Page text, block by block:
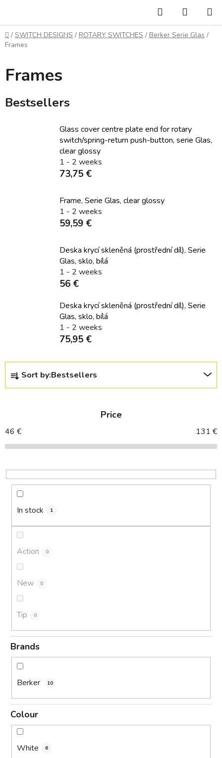
content
Search
CART
Home
/ SWITCH DESIGNS / ROTARY SWITCHES / Berker Serie Glas /
Frames
Frames
Bestsellers
Glass cover centre plate end for rotary
switch/spring-return push-button, serie Glas,
clear glossy
1 - 2 weeks
73,75 €
Frame, Serie Glas, clear glossy
1 - 2 weeks
59,59 €
Deska krycí skleněná (prostřední díl), Serie
Glas, sklo, bílá
1 - 2 weeks
56 €
Deska krycí skleněná (prostřední díl), Serie
Glas, sklo, bílá
1 - 2 weeks
75,95 €
P
o
c
t
o
r
Sort by:Bestsellers
Price
46 € 131 €
In stock 1
Action 0
New 0
Tip 0
Brands
Berker 10
Colour
White 6